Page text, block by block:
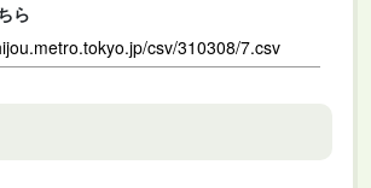
ら
csv/310308/7.csv